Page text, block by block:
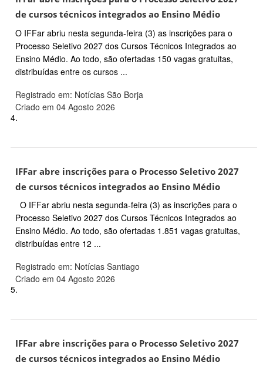
de cursos técnicos integrados ao Ensino Médio
O IFFar abriu nesta segunda-feira (3) as inscrições para o
Processo Seletivo 2027 dos Cursos Técnicos Integrados ao
Ensino Médio. Ao todo, são ofertadas 150 vagas gratuitas,
distribuídas entre os cursos ...
Registrado em: Notícias São Borja
Criado em 04 Agosto 2026
4.
IFFar abre inscrições para o Processo Seletivo 2027
de cursos técnicos integrados ao Ensino Médio
O IFFar abriu nesta segunda-feira (3) as inscrições para o
Processo Seletivo 2027 dos Cursos Técnicos Integrados ao
Ensino Médio. Ao todo, são ofertadas 1.851 vagas gratuitas,
distribuídas entre 12 ...
Registrado em: Notícias Santiago
Criado em 04 Agosto 2026
5.
IFFar abre inscrições para o Processo Seletivo 2027
de cursos técnicos integrados ao Ensino Médio